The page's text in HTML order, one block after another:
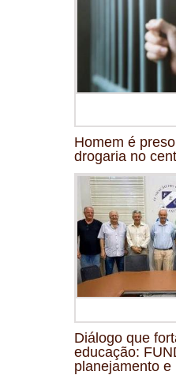
Homem é
drogaria no
Diálogo que
educação:
planejamento e